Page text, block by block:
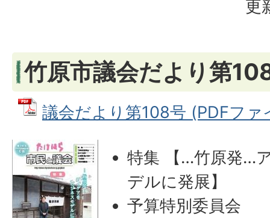
更
竹原市議会だより第
議会だより第108号 (PDFファ
特集 【…竹原発…
デルに発展】
予算特別委員会